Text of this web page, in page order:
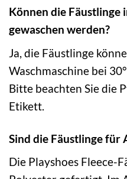
Können die Fäustlinge
gewaschen werden?
Ja, die Fäustlinge
Waschmaschine bei
Bitte beachten Sie die
Etikett.
Sind die Fäustlinge für
Die Playshoes Fleece-